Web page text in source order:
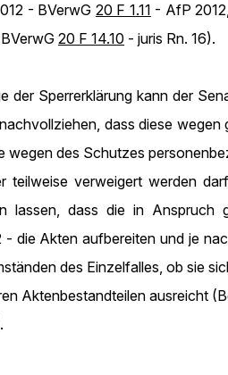
- BVerwG 20 F 1.11 - AfP
20 F 14.10 - juris Rn. 16).
der Sperrerklärung kann der
dass diese
wegen des Schutzes
teilweise verweigert werden
lassen, dass die in Anspruch
- die Akten aufbereiten und je
des Einzelfalles, ob sie
Aktenbestandteilen ausreicht